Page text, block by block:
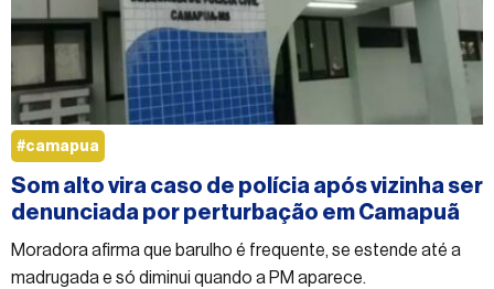
Som alto vira caso de polícia após vizinha ser
denunciada por perturbação em Camapuã
Moradora afirma que barulho é frequente, se estende até a
madrugada e só diminui quando a PM aparece.
#camapua